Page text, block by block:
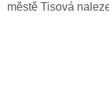
městě Tisová